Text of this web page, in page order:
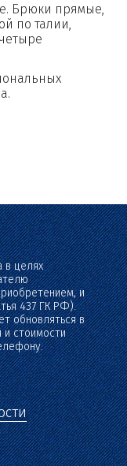
Брюки прямые,
по талии,
в целях
и
437 ГК РФ).
обновляться в
и стоимости